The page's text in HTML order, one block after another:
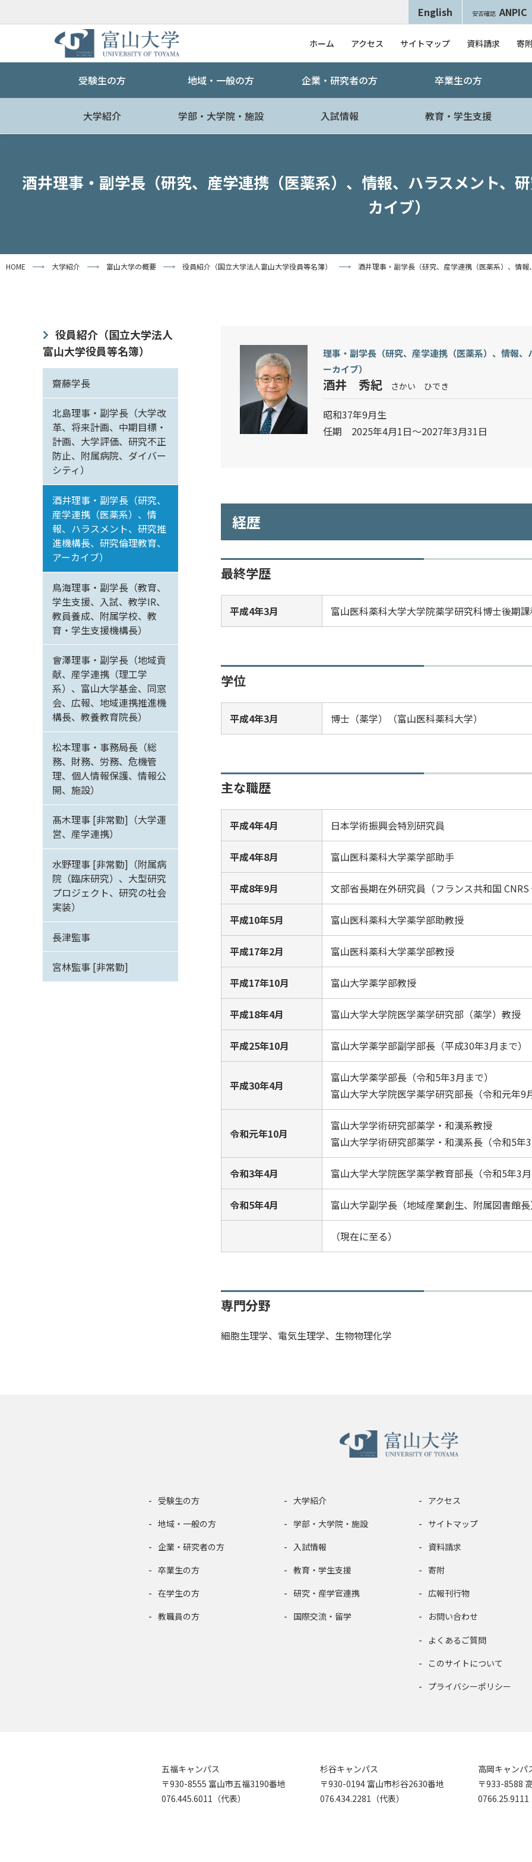
English 安否確認 ANPIC
ホーム アクセス サイトマップ 資料請求 寄
受験生の方 地域・一般の方 企業・研究者の方 卒業生の方
大学紹介 学部・大学院・施設 入試情報 教育・学生支援
酒井理事・副学長（研究、産学連携（医薬系）、情報、ハラスメント、
カイブ）
HOME 大学紹介 富山大学の概要 役員紹介（国立大学法人富山大学役員等名簿） 酒井理事・副学長（研究、産学連携（医薬系）、情
役員紹介（国立大学法人
富山大学役員等名簿）
齋藤学長
北島理事・副学長（大学改
革、将来計画、中期目標・
計画、大学評価、研究不正
防止、附属病院、ダイバー
シティ）
酒井理事・副学長（研究、
産学連携（医薬系）、情
報、ハラスメント、研究推
進機構長、研究倫理教育、
アーカイブ）
鳥海理事・副学長（教育、
学生支援、入試、教学IR、
教員養成、附属学校、教
育・学生支援機構長）
會澤理事・副学長（地域貢
献、産学連携（理工学
系）、富山大学基金、同窓
会、広報、地域連携推進機
構長、教養教育院長）
松本理事・事務局長（総
務、財務、労務、危機管
理、個人情報保護、情報公
開、施設）
髙木理事 [非常勤]（大学運
営、産学連携）
水野理事 [非常勤]（附属病
院（臨床研究）、大型研究
プロジェクト、研究の社会
実装）
長津監事
宮林監事 [非常勤]
理事・副学長（研究、産学連携（医薬系）、情報
ーカイブ）
酒井 秀紀 さかい ひでき
昭和37年9月生
任期 2025年4月1日～2027年3月31日
経歴
最終学歴
平成4年3月 富山医科薬科大学大学院薬学研究科博士後期
学位
平成4年3月 博士（薬学）（富山医科薬科大学）
主な職歴
平成4年4月 日本学術振興会特別研究員
平成4年8月 富山医科薬科大学薬学部助手
平成8年9月 文部省長期在外研究員（フランス共和国
平成10年5月 富山医科薬科大学薬学部助教授
平成17年2月 富山医科薬科大学薬学部教授
平成17年10月 富山大学薬学部教授
平成18年4月 富山大学大学院医学薬学研究部（薬学）教授
平成25年10月 富山大学薬学部副学部長（平成30年3月まで）
平成30年4月
富山大学薬学部長（令和5年3月まで）
富山大学大学院医学薬学研究部長（令和元年9
令和元年10月
富山大学学術研究部薬学・和漢系教授
富山大学学術研究部薬学・和漢系長（令和5年
令和3年4月 富山大学大学院医学薬学教育部長（令和5年3
令和5年4月 富山大学副学長（地域産業創生、附属図書館
（現在に至る）
専門分野
細胞生理学、電気生理学、生物物理化学
受験生の方
地域・一般の方
企業・研究者の方
卒業生の方
在学生の方
教職員の方
大学紹介
学部・大学院・施設
入試情報
教育・学生支援
研究・産学官連携
国際交流・留学
アクセス
サイトマップ
資料請求
寄附
広報刊行物
お問い合わせ
よくあるご質問
このサイトについて
プライバシーポリシー
五福キャンパス
〒930-8555 富山市五福3190番地
076.445.6011（代表）
杉谷キャンパス
〒930-0194 富山市杉谷2630番地
076.434.2281（代表）
高岡キャンパ
〒933-8588
0766.25.9111